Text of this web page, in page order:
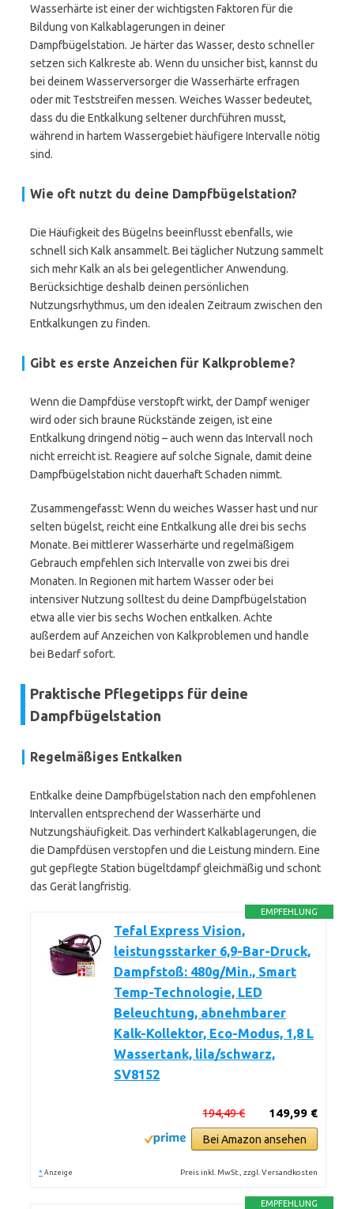
Wasserhärte ist einer der wichtigsten Faktoren für die
Bildung von Kalkablagerungen in deiner
Dampfbügelstation. Je härter das Wasser, desto schneller
setzen sich Kalkreste ab. Wenn du unsicher bist, kannst du
bei deinem Wasserversorger die Wasserhärte erfragen
oder mit Teststreifen messen. Weiches Wasser bedeutet,
dass du die Entkalkung seltener durchführen musst,
während in hartem Wassergebiet häufigere Intervalle nötig
sind.
Wie oft nutzt du deine Dampfbügelstation?
Die Häufigkeit des Bügelns beeinflusst ebenfalls, wie
schnell sich Kalk ansammelt. Bei täglicher Nutzung sammelt
sich mehr Kalk an als bei gelegentlicher Anwendung.
Berücksichtige deshalb deinen persönlichen
Nutzungsrhythmus, um den idealen Zeitraum zwischen den
Entkalkungen zu finden.
Gibt es erste Anzeichen für Kalkprobleme?
Wenn die Dampfdüse verstopft wirkt, der Dampf weniger
wird oder sich braune Rückstände zeigen, ist eine
Entkalkung dringend nötig – auch wenn das Intervall noch
nicht erreicht ist. Reagiere auf solche Signale, damit deine
Dampfbügelstation nicht dauerhaft Schaden nimmt.
Zusammengefasst: Wenn du weiches Wasser hast und nur
selten bügelst, reicht eine Entkalkung alle drei bis sechs
Monate. Bei mittlerer Wasserhärte und regelmäßigem
Gebrauch empfehlen sich Intervalle von zwei bis drei
Monaten. In Regionen mit hartem Wasser oder bei
intensiver Nutzung solltest du deine Dampfbügelstation
etwa alle vier bis sechs Wochen entkalken. Achte
außerdem auf Anzeichen von Kalkproblemen und handle
bei Bedarf sofort.
Praktische Pflegetipps für deine
Dampfbügelstation
Regelmäßiges Entkalken
Entkalke deine Dampfbügelstation nach den empfohlenen
Intervallen entsprechend der Wasserhärte und
Nutzungshäufigkeit. Das verhindert Kalkablagerungen, die
die Dampfdüsen verstopfen und die Leistung mindern. Eine
gut gepflegte Station bügeltdampf gleichmäßig und schont
das Gerät langfristig.
EMPFEHLUNG
Tefal Express Vision,
leistungsstarker 6,9-Bar-Druck,
Dampfstoß: 480g/Min., Smart
Temp-Technologie, LED
Beleuchtung, abnehmbarer
Kalk-Kollektor, Eco-Modus, 1,8 L
Wassertank, lila/schwarz,
SV8152
149,99 €
194,49 €
Bei Amazon ansehen
* Anzeige Preis inkl. MwSt., zzgl. Versandkosten
EMPFEHLUNG